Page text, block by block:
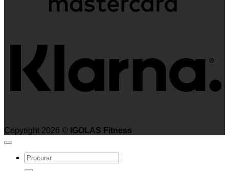
Copyright 2026 © IGOLAS Fitness
Search
for: